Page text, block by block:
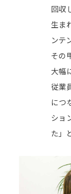
回収
生ま
ンテ
その
大幅
従業
につ
ショ
た」